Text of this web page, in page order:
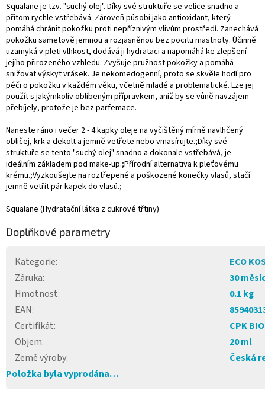
Squalane je tzv. "suchý olej". Díky své struktuře se velice snadno a
přitom rychle vstřebává. Zároveň působí jako antioxidant, který
pomáhá chránit pokožku proti nepříznivým vlivům prostředí. Zanechává
pokožku sametově jemnou a rozjasněnou bez pocitu mastnoty. Účinně
uzamyká v pleti vlhkost, dodává ji hydrataci a napomáhá ke zlepšení
jejího přirozeného vzhledu. Zvyšuje pružnost pokožky a pomáhá
snižovat výskyt vrásek. Je nekomedogenní, proto se skvěle hodí pro
péči o pokožku v každém věku, včetně mladé a problematické. Lze jej
použít s jakýmkoliv oblíbeným přípravkem, aniž by se vůně navzájem
přebíjely, protože je bez parfemace.
Naneste ráno i večer 2 - 4 kapky oleje na vyčištěný mírně navlhčený
obličej, krk a dekolt a jemně vetřete nebo vmasírujte.;Díky své
struktuře se tento "suchý olej" snadno a dokonale vstřebává, je
ideálním základem pod make-up.;Přírodní alternativa k pleťovému
krému.;Vyzkoušejte na roztřepené a poškozené konečky vlasů, stačí
jemně vetřít pár kapek do vlasů.;
Squalane (Hydratační látka z cukrové třtiny)
Doplňkové parametry
Kategorie:
ECO
Záruka:
30
Hmotnost:
0.1 kg
EAN:
Certifikát:
CPK BIO
Objem:
20 ml
Země výroby:
Česká
Položka byla vyprodána…